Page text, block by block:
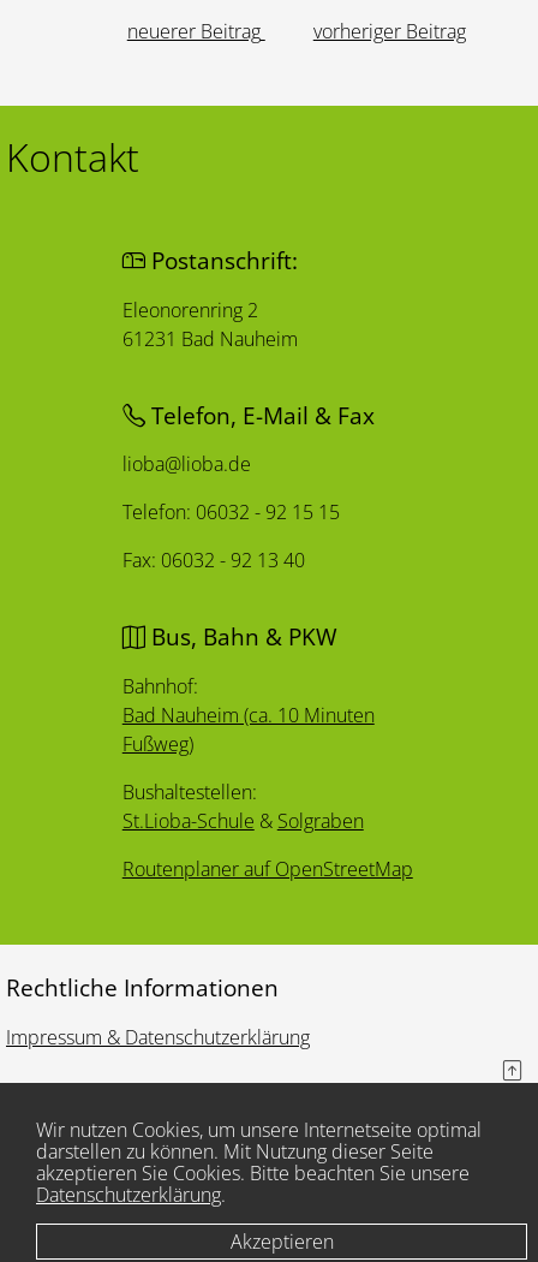
Wir nutzen Cookies, um unsere Internetseite optimal
darstellen zu können. Mit Nutzung dieser Seite
akzeptieren Sie Cookies. Bitte beachten Sie unsere
Datenschutzerklärung.
Akzeptieren
neuerer Beitrag
vorheriger Beitrag
Kontakt
Postanschrift:
Eleonorenring 2
61231 Bad Nauheim
Telefon, E-Mail & Fax
lioba@lioba.de
Telefon: 06032 - 92 15 15
Fax: 06032 - 92 13 40
Bus, Bahn & PKW
Bahnhof:
Bad Nauheim (ca. 10 Minuten
Fußweg)
Bushaltestellen:
St.Lioba-Schule & Solgraben
Routenplaner auf OpenStreetMap
Rechtliche Informationen
Impressum & Datenschutzerklärung